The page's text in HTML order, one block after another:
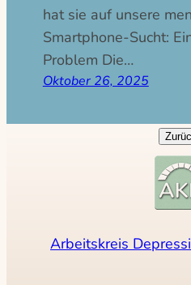
hat sie auf unsere
Smartphone-Sucht:
Problem Die…
Oktober 26, 2025
Arbeitskreis